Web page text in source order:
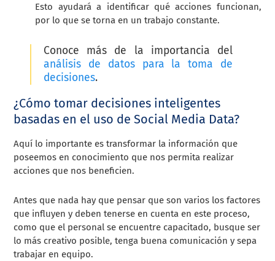
Esto ayudará a identificar qué acciones funcionan,
por lo que se torna en un trabajo constante.
Conoce más de la importancia del
análisis de datos para la toma de
decisiones.
¿Cómo tomar decisiones inteligentes
basadas en el uso de Social Media Data?
Aquí lo importante es transformar la información que
poseemos en conocimiento que nos permita realizar
acciones que nos beneficien.
Antes que nada hay que pensar que son varios los factores
que influyen y deben tenerse en cuenta en este proceso,
como que el personal se encuentre capacitado, busque ser
lo más creativo posible, tenga buena comunicación y sepa
trabajar en equipo.